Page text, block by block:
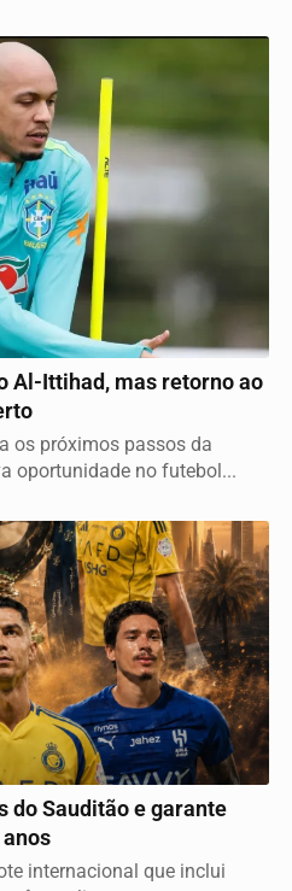
Al-Ittihad, mas retorno ao
os próximos passos da
oportunidade no futebol...
do Sauditão e garante
anos
internacional que inclui